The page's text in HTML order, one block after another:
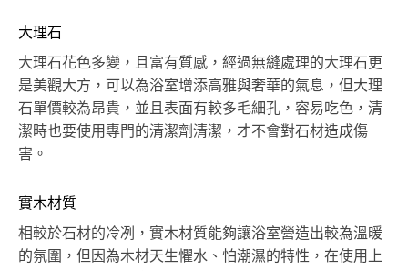
大理石
大理石花色多變，且富有質感，經過無縫處理的大理石更
是美觀大方，可以為浴室增添高雅與奢華的氣息，但大理
石單價較為昂貴，並且表面有較多毛細孔，容易吃色，清
潔時也要使用專門的清潔劑清潔，才不會對石材造成傷
害。
實木材質
相較於石材的冷冽，實木材質能夠讓浴室營造出較為溫暖
的氛圍，但因為木材天生懼水、怕潮濕的特性，在使用上